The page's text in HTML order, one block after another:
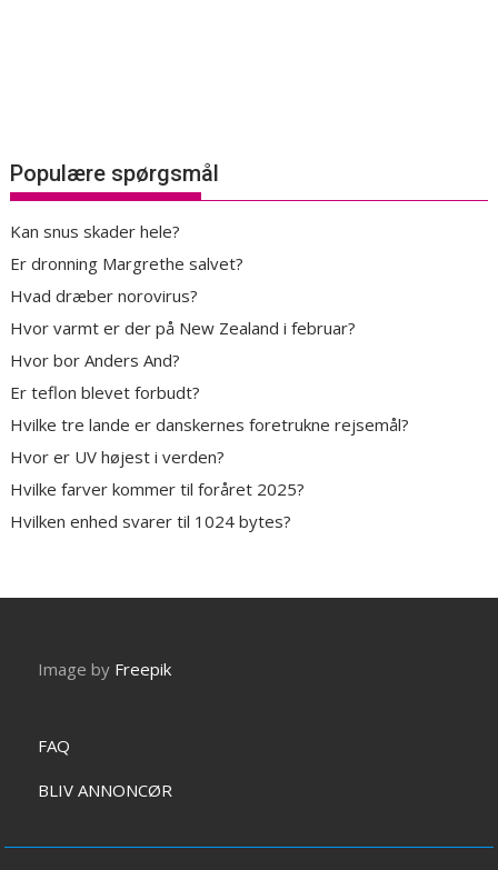
Populære spørgsmål
Kan snus skader hele?
Er dronning Margrethe salvet?
Hvad dræber norovirus?
Hvor varmt er der på New Zealand i februar?
Hvor bor Anders And?
Er teflon blevet forbudt?
Hvilke tre lande er danskernes foretrukne rejsemål?
Hvor er UV højest i verden?
Hvilke farver kommer til foråret 2025?
Hvilken enhed svarer til 1024 bytes?
Image by Freepik
FAQ
BLIV ANNONCØR